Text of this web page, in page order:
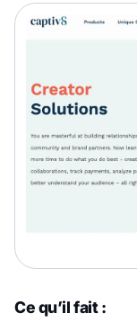
Ce qu’il fait :